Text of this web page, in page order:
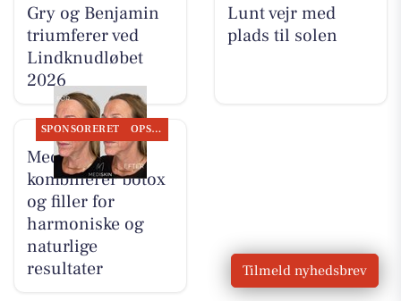
Gry og Benjamin
triumferer ved
Lindknudløbet
2026
Lunt vejr med
plads til solen
SPONSORERET OPSLAGSTAVLEN
MediSkin
kombinerer botox
og filler for
harmoniske og
naturlige
resultater
Tilmeld nyhedsbrev